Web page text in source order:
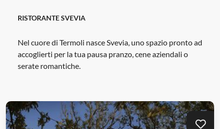
RISTORANTE SVEVIA
Nel cuore di Termoli nasce Svevia, uno spazio pronto ad
accoglierti per la tua pausa pranzo, cene aziendali o
serate romantiche.